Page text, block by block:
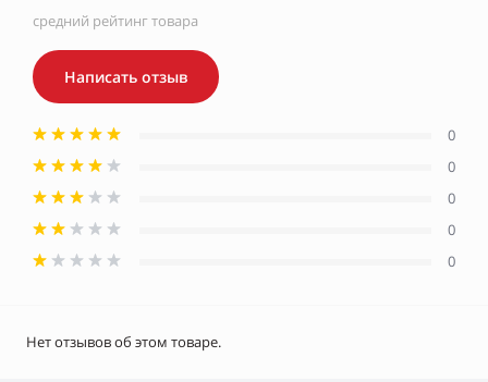
средний рейтинг товара
Написать отзыв
0
0
0
0
0
Нет отзывов об этом товаре.